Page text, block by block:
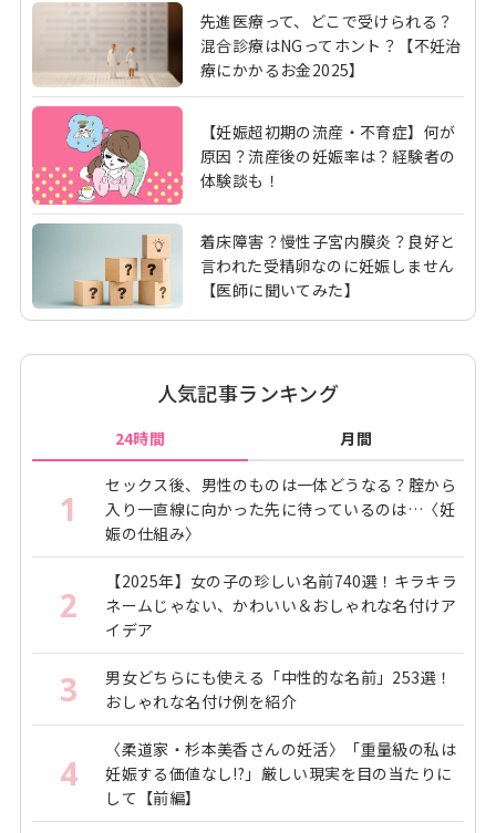
先進医療って、どこで受けられる？
混合診療はNGってホント？【不妊治
療にかかるお金2025】
【妊娠超初期の流産・不育症】何が
原因？流産後の妊娠率は？経験者の
体験談も！
着床障害？慢性子宮内膜炎？良好と
言われた受精卵なのに妊娠しません
【医師に聞いてみた】
人気記事ランキング
24時間 月間
1
セックス後、男性のものは一体どうなる？腟から
入り一直線に向かった先に待っているのは…〈妊
娠の仕組み〉
2
【2025年】女の子の珍しい名前740選！キラキラ
ネームじゃない、かわいい＆おしゃれな名付けア
イデア
3
男女どちらにも使える「中性的な名前」253選！
おしゃれな名付け例を紹介
4
〈柔道家・杉本美香さんの妊活〉「重量級の私は
妊娠する価値なし!?」厳しい現実を目の当たりに
して【前編】